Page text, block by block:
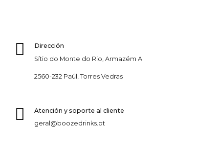
Dirección
Sítio do Monte do Rio, Armazém A
2560-232 Paúl, Torres Vedras
Atención y soporte al cliente
geral@boozedrinks.pt